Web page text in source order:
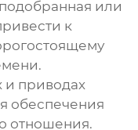
или
к
и приводах
обеспечения
отношения.